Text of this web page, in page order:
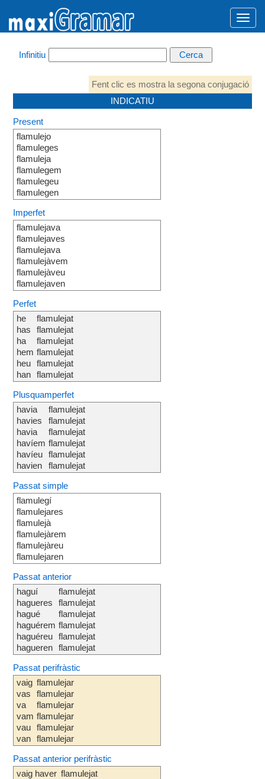
Infinitiu
Fent clic es mostra la segona conjugació
INDICATIU
Present
flamulejo
flamuleges
flamuleja
flamulegem
flamulegeu
flamulegen
Imperfet
flamulejava
flamulejaves
flamulejava
flamulejàvem
flamulejàveu
flamulejaven
Perfet
he
has
ha
hem
heu
han
flamulejat
flamulejat
flamulejat
flamulejat
flamulejat
flamulejat
Plusquamperfet
havia
havies
havia
havíem
havíeu
havien
flamulejat
flamulejat
flamulejat
flamulejat
flamulejat
flamulejat
Passat simple
flamulegí
flamulejares
flamulejà
flamulejàrem
flamulejàreu
flamulejaren
Passat anterior
haguí
hagueres
hagué
haguérem
haguéreu
hagueren
flamulejat
flamulejat
flamulejat
flamulejat
flamulejat
flamulejat
Passat perifràstic
vaig
vas
va
vam
vau
van
flamulejar
flamulejar
flamulejar
flamulejar
flamulejar
flamulejar
Passat anterior perifràstic
vaig haver flamulejat